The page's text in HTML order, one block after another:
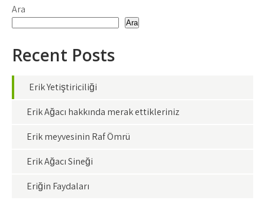
Ara
Ara
Recent Posts
Erik Yetiştiriciliği
Erik Ağacı hakkında merak ettikleriniz
Erik meyvesinin Raf Ömrü
Erik Ağacı Sineği
Eriğin Faydaları